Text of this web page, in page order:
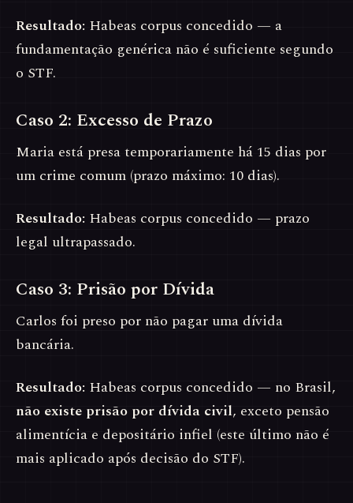
Resultado: Habeas corpus concedido — a
fundamentação genérica não é suficiente segundo
o STF.
Caso 2: Excesso de Prazo
Maria está presa temporariamente há 15 dias por
um crime comum (prazo máximo: 10 dias).
Resultado: Habeas corpus concedido — prazo
legal ultrapassado.
Caso 3: Prisão por Dívida
Carlos foi preso por não pagar uma dívida
bancária.
Resultado: Habeas corpus concedido — no Brasil,
não existe prisão por dívida civil, exceto pensão
alimentícia e depositário infiel (este último não é
mais aplicado após decisão do STF).